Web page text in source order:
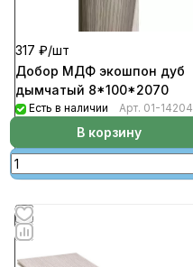
317 ₽/шт
Добор МДФ экошпон дуб
дымчатый 8*100*2070
Есть в наличии Арт. 01-14204
В корзину